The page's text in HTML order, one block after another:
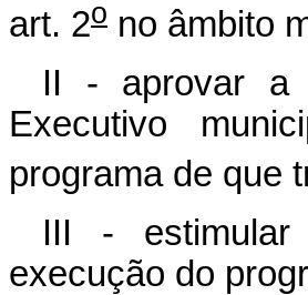
art. 2o no âmbito
II - aprovar a
Executivo
programa de que
III - estimular
execução do